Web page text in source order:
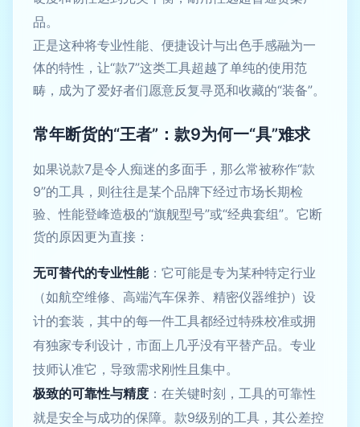
品。
正是这种将专业性能、便捷设计与出色手感融为一
体的特性，让“款7”这类工具超越了单纯的使用范
畴，成为了爱好者们愿意反复寻觅和收藏的“装备”。
常年断货的“王者”：款9为何一“具”难求
如果说款7是令人痴迷的多面手，那么常被称作“款
9”的工具，则往往是某个品牌下经过市场长期检
验、性能登峰造极的“旗舰型号”或“经典套组”。它断
货的原因更为直接：
无可替代的专业性能：它可能是专为某种特定行业
（如航空维修、高端汽车保养、精密仪器维护）设
计的套装，其中的每一件工具都经过特殊校准或拥
有独家专利设计，市面上几乎没有平替产品。专业
技师认准它，导致需求刚性且集中。
极致的可靠性与精度 ：在关键时刻，工具的可靠性
就是安全与成功的保障。款9级别的工具，其公差控